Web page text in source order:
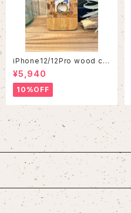
iPhone12/12Pro wood ca
se
¥5,940
10%OFF